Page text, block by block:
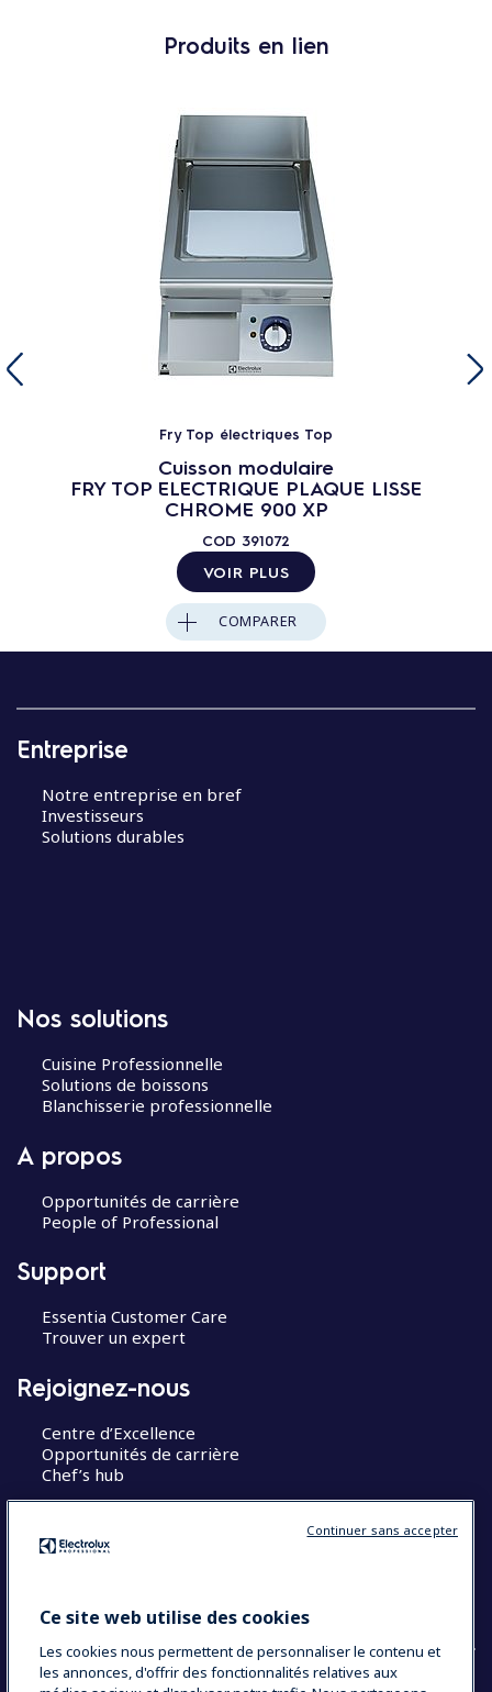
Produits en lien
Fry Top électriques Top
Cuisson modulaire
FRY TOP ELECTRIQUE PLAQUE LISSE
CHROME 900 XP
COD 391072
VOIR PLUS
COMPARER
Entreprise
Notre entreprise en bref
Investisseurs
Solutions durables
Nos solutions
Cuisine Professionnelle
Solutions de boissons
Blanchisserie professionnelle
A propos
Opportunités de carrière
People of Professional
Support
Essentia Customer Care
Trouver un expert
Rejoignez-nous
Centre d’Excellence
Opportunités de carrière
Chef’s hub
Ce site web utilise des cookies
Les cookies nous permettent de personnaliser le contenu et
les annonces, d'offrir des fonctionnalités relatives aux
Continuer sans accepter